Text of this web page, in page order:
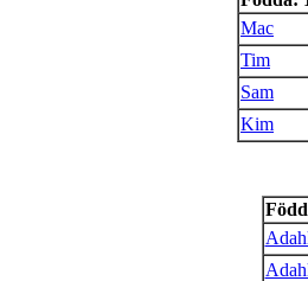
Mac
Tim
Sam
Kim